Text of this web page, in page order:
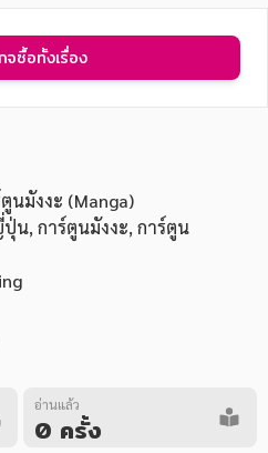
คา
จซื้อทั้งเรื่อง
นมังงะ (Manga)
ปุ่น, การ์ตูนมังงะ, การ์ตูน
อ่านแล้ว
0 ครั้ง